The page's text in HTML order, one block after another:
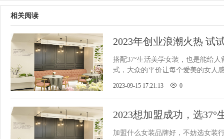
相关阅读
2023年创业浪潮火热 试
装！
搭配37°生活美学女装，也是能给
式，大众的平价让每个爱美的女人
2023-09-15 17:21:13 0
2023想加盟成功，选37°
加盟什么女装品牌好，不妨选女装